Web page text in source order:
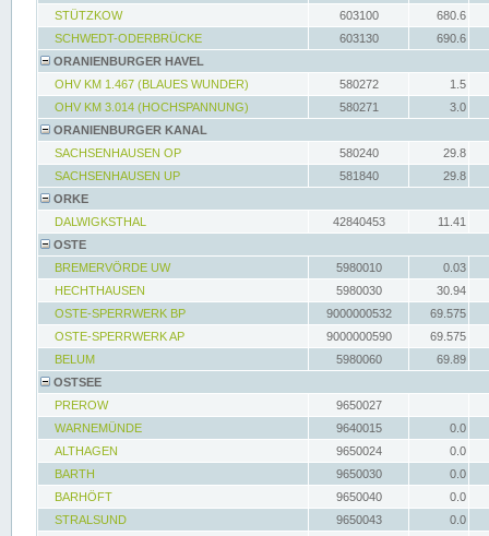
STÜTZKOW
603100
680.6
SCHWEDT-ODERBRÜCKE
603130
690.6
ORANIENBURGER HAVEL
OHV KM 1.467 (BLAUES WUNDER)
580272
1.5
OHV KM 3.014 (HOCHSPANNUNG)
580271
3.0
ORANIENBURGER KANAL
SACHSENHAUSEN OP
580240
29.8
SACHSENHAUSEN UP
581840
29.8
ORKE
DALWIGKSTHAL
42840453
11.41
OSTE
BREMERVÖRDE UW
5980010
0.03
HECHTHAUSEN
5980030
30.94
OSTE-SPERRWERK BP
9000000532
69.575
OSTE-SPERRWERK AP
9000000590
69.575
BELUM
5980060
69.89
OSTSEE
PREROW
9650027
WARNEMÜNDE
9640015
0.0
ALTHAGEN
9650024
0.0
BARTH
9650030
0.0
BARHÖFT
9650040
0.0
STRALSUND
9650043
0.0